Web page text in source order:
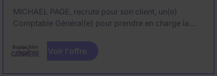
MICHAEL PAGE, recrute pour son client, un(e)
Comptable Général(e) pour prendre en charge la
groupe.
Voir l'offre